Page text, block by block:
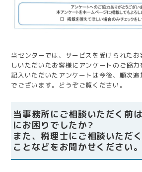
当センターでは、サービスを受けられた
しいただいたお客様にアンケートのご協
記入いただいたアンケートは今後、順次
でございます。どうぞご覧ください。
当事務所にご相談いただく前
にお困りでしたか?
また、税理士にご相談いただ
ことなどをお聞かせください。